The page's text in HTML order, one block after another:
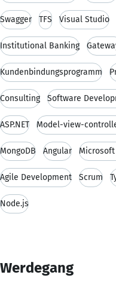
Swagger TFS Visual Studio
Institutional Banking
Kundenbindungsprogramm
Consulting Software
ASP.NET Model-view-
MongoDB Angular Microsoft
Agile Development Scrum
Node.js
Werdegang